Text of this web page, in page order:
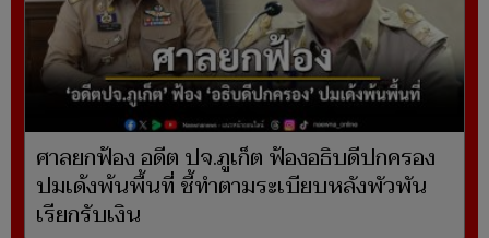
ศาลยกฟ้อง อดีต ปจ.ภูเก็ต ฟ้องอธิบดีปกครอง
ปมเด้งพ้นพื้นที่ ชี้ทำตามระเบียบหลังพัวพัน
เรียกรับเงิน